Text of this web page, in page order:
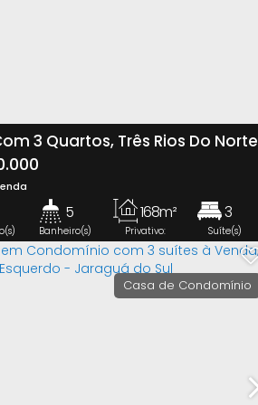
3 Quartos, Três Rios Do Norte
Do Sul
5
Banheiro(s) Privativo:
168m² 3
Suíte(s)
2
Vaga(s)
Casa de Condomínio